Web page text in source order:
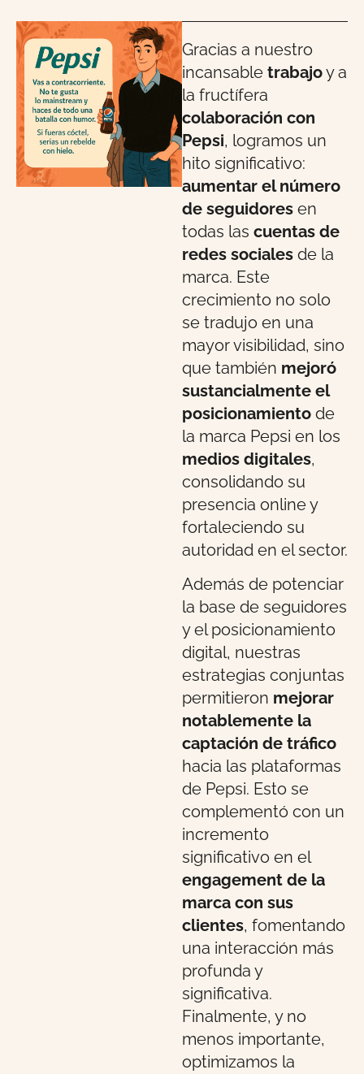
Gracias a nuestro
incansable trabajoy a
la fructífera
colaboración con
Pepsi, logramos un
hito significativo:
aumentar el número
de seguidores en
todas las cuentas de
redes sociales de la
marca. Este
crecimiento no solo
se tradujo en una
mayor visibilidad, sino
que también mejoró
sustancialmente el
posicionamiento de
la marca Pepsi en los
medios digitales,
consolidando su
presencia online y
fortaleciendo su
autoridad en el sector.
Además de potenciar
la base de seguidores
y el posicionamiento
digital, nuestras
estrategias conjuntas
permitieron mejorar
notablemente la
captación de tráfico
hacia las plataformas
de Pepsi. Esto se
complementó con un
incremento
significativo en el
engagement de la
marca con sus
clientes, fomentando
una interacción más
profunda y
significativa.
Finalmente, y no
menos importante,
optimizamos la